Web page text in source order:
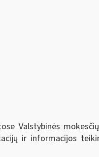
Valstybinės
ir informacijos